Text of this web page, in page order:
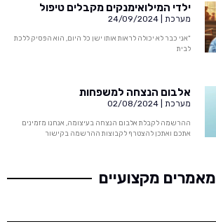
ילדי המילואימנקים מקבלים טיפול
מערכת
"אני כבר לא יכולה לראות אותו ישן כל היום, הוא הפסיק ללכת
לבית
אלבום הנצחה למשפחות
מערכת
ההרשמה לקבלת אלבום הנצחה בעיצומה, אנחנו מזמינים
אתכם ואתכן להצטרף לקבוצות ההרשמה בקישור
מאמרים מקצועיים